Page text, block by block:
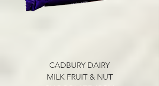
CADBURY DAIRY
MILK FRUIT & NUT